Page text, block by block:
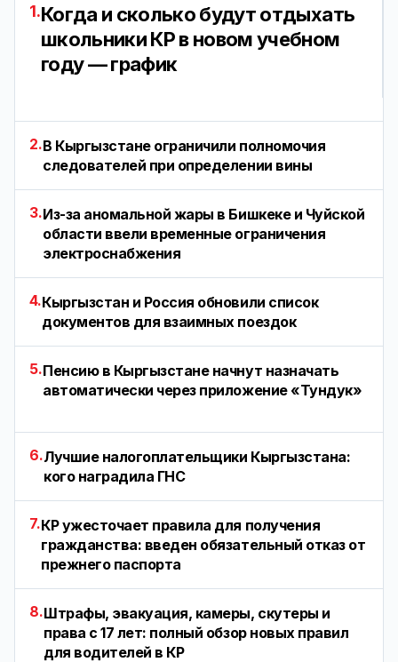
1.Когда и сколько будут отдыхать
школьники КР в новом учебном
году — график
2.В Кыргызстане ограничили полномочия
следователей при определении вины
3.Из-за аномальной жары в Бишкеке и Чуйской
области ввели временные ограничения
электроснабжения
4.Кыргызстан и Россия обновили список
документов для взаимных поездок
5.Пенсию в Кыргызстане начнут назначать
автоматически через приложение «Тундук»
6.Лучшие налогоплательщики Кыргызстана:
кого наградила ГНС
7.КР ужесточает правила для получения
гражданства: введен обязательный отказ от
прежнего паспорта
8.Штрафы, эвакуация, камеры, скутеры и
права с 17 лет: полный обзор новых правил
для водителей в КР